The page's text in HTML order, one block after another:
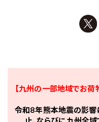
【九州の一部地域でお
令和8年熊本地震の影響